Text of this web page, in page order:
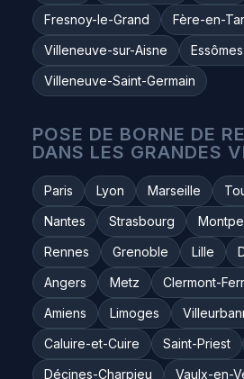
Fresnoy-le-Grand
Fère-en-
Villeneuve-sur-Aisne
Villeneuve-Saint-Germain
POSE DE BORNE DE
DANS LES GRANDES
Paris Lyon Marseille
Nantes
Strasbourg
Rennes
Grenoble Lille
Angers
Metz Clermont-
Amiens
Limoges
Caluire-et-Cuire
Saint-Priest
Décines-Charpieu
Vaulx-en-